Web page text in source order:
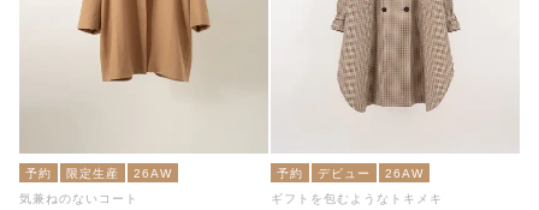
予約 限定生産
26AW
気兼ねのないコート
予約 デビュー
26AW
ギフトを包むようなトキメキ